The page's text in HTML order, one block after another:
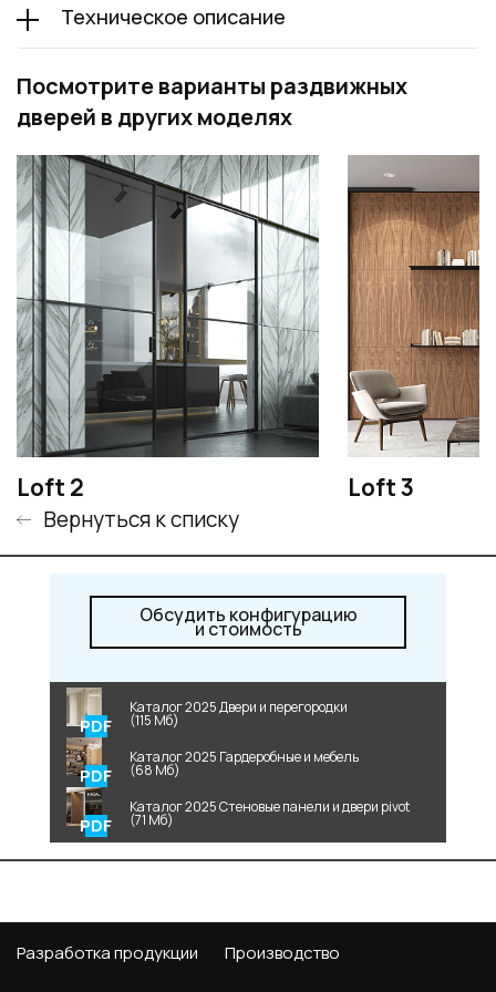
Техническое описание
Посмотрите варианты раздвижных
дверей в других моделях
Loft 2 Loft 3
Вернуться к списку
Обсудить конфигурацию
и стоимость
Каталог 2025 Двери и перегородки
(115 Мб)
Каталог 2025 Гардеробные и мебель
(68 Мб)
Каталог 2025 Стеновые панели и двери pivot
(71 Мб)
Разработка продукции Производство